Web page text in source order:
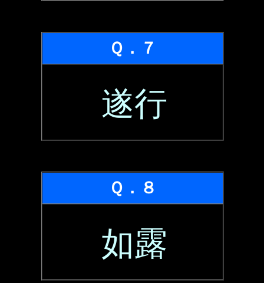
Ｑ．７
遂行
Ｑ．８
如露